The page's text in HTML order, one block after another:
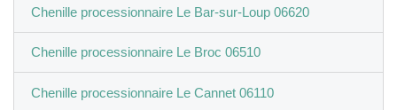
Chenille processionnaire Le Bar-sur-Loup 06620
Chenille processionnaire Le Broc 06510
Chenille processionnaire Le Cannet 06110